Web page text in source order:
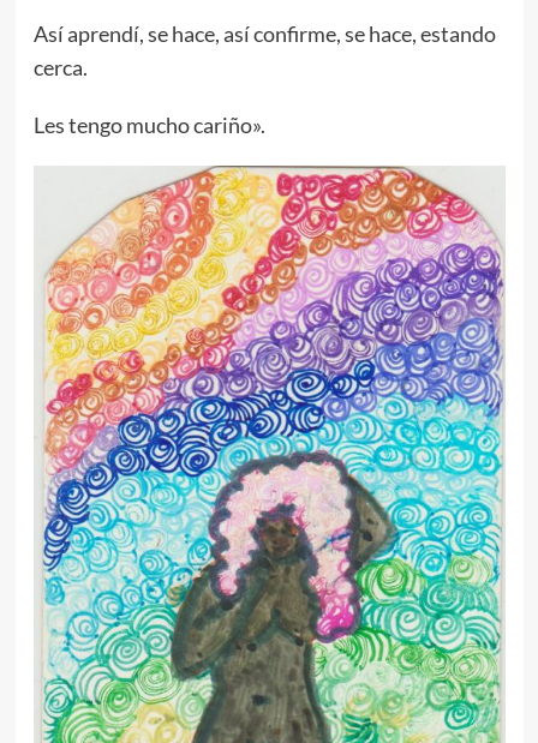
Así aprendí, se hace, así confirme, se hace, estando
cerca.
Les tengo mucho cariño».